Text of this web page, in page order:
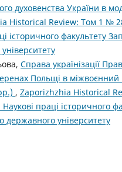
духовенства України в
Historical Review: Том 1 №
історичного факультету
Справа українізації
Польщі в міжвоєнний
, Zaporizhzhia Historical
праці історичного
державного університету